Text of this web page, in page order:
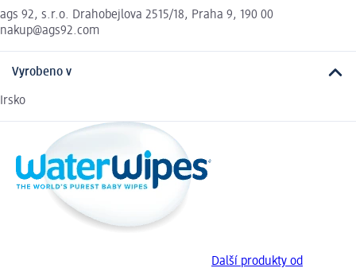
ags 92, s.r.o. Drahobejlova 2515/18, Praha 9, 190 00
nakup@ags92.com
Vyrobeno v
Irsko
Další produkty od